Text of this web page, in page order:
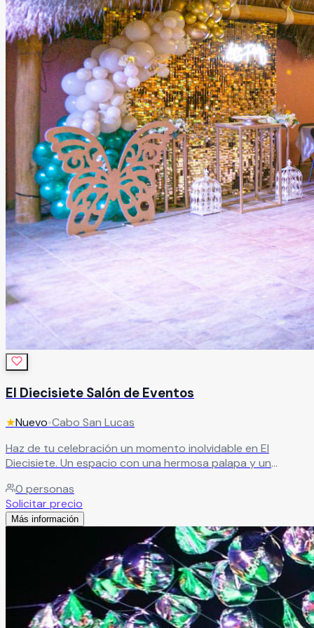
El Diecisiete Salón de Eventos
★Nuevo•Cabo San Lucas
Haz de tu celebración un momento inolvidable en El
Diecisiete. Un espacio con una hermosa palapa y un
llenos de estilo. Aquí encontrarás el lugar perfecto para
disfrutar tu festejo como lo imaginaste. Bodas,
cumpleaños, bautizos, aniversarios o cualquier ocasión
especial… en El Diecisiete cada evento se convierte en un
recuerdo inolvidable. Leer más
0 personas
Solicitar precio
Más información